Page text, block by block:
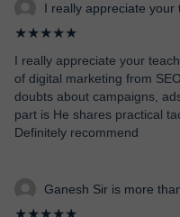
I really appreciate your
★★★★★
I really appreciate your
of digital marketing from
doubts about campaigns,
part is He shares practical
Definitely recommend
Ganesh Sir is more
★★★★★